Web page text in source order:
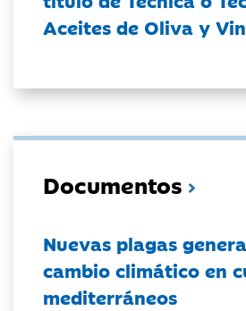
Aceites de Oliva y
Documentos
Nuevas plagas
cambio climático en
mediterráneos